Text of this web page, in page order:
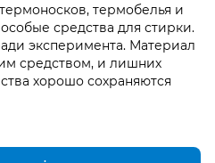
термобелья и
средства для стирки.
эксперимента. Материал
средством, и лишних
хорошо сохраняются